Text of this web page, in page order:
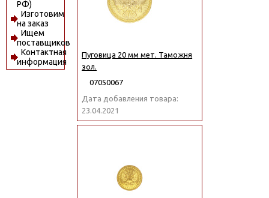
РФ)
Изготовим
на заказ
Ищем
поставщиков
Контактная
информация
Пуговица 20 мм мет. Таможня
зол.
07050067
Дата добавления товара:
23.04.2021